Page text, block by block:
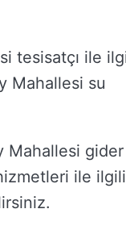
tesisatçı ile
Mahallesi su
Mahallesi
ile ilgili